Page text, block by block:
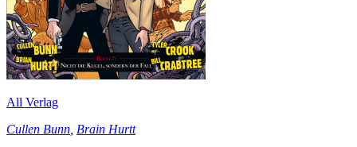
All Verlag
Cullen Bunn Brain Hurtt